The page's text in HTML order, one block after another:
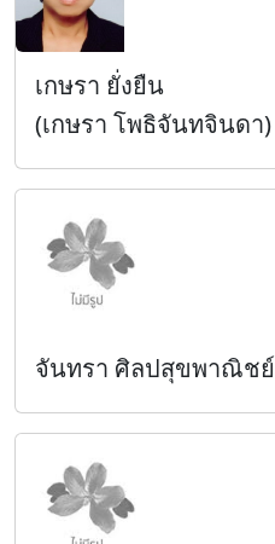
เกษรา ยั่งยืน
(เกษรา โพธิจันทจินดา)
จันทรา ศิลปสุขพาณิชย์